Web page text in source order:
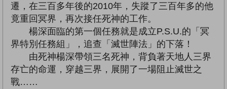
遷，在三百多年後的2010年，失蹤了三百年多的他
竟重回冥界，再次接任死神的工作。
楊深面臨的第一個任務就是成立P.S.U.的「冥
界特別任務組」，追查「滅世陣法」的下落！
由死神楊深帶領三名死神，背負著天地人三界
存亡的命運，穿越三界，展開了一場阻止滅世之
戰……